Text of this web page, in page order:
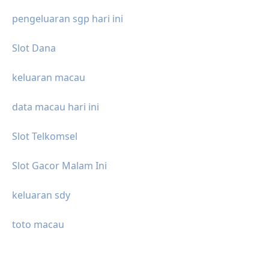
pengeluaran sgp hari ini
Slot Dana
keluaran macau
data macau hari ini
Slot Telkomsel
Slot Gacor Malam Ini
keluaran sdy
toto macau